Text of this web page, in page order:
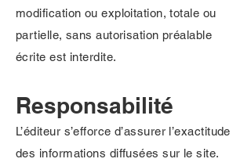
modification ou exploitation, totale ou
partielle, sans autorisation préalable
écrite est interdite.
Responsabilité
L’éditeur s’efforce d’assurer l’exactitude
des informations diffusées sur le site.